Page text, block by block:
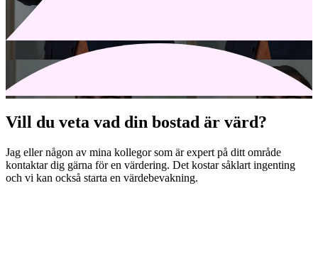
Vill du veta vad din bostad är värd?
Jag eller någon av mina kollegor som är expert på ditt område
kontaktar dig gärna för en värdering. Det kostar såklart ingenting
och vi kan också starta en värdebevakning.